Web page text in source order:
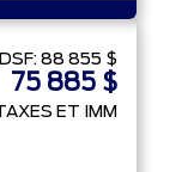
88 855 $
75 885 $
ET IMM